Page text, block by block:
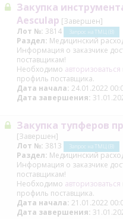
Закупка
Aesculap [Завершен]
Лот №: 3814 Запрос на ТМЦ (В)
Раздел: Медицинский
Информация о заказчике
поставщикам!
Необходимо авторизоваться
профиль поставщика.
Дата начала: 24.01.2022
Дата завершения:
Закупка тупферов
[Завершен]
Лот №: 3813 Запрос на ТМЦ (В)
Раздел: Медицинский
Информация о заказчике
поставщикам!
Необходимо авторизоваться
профиль поставщика.
Дата начала: 21.01.2022
Дата завершения: